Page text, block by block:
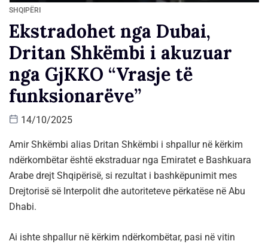
SHQIPËRI
Ekstradohet nga Dubai,
Dritan Shkëmbi i akuzuar
nga GjKKO “Vrasje të
funksionarëve”
14/10/2025
Amir Shkëmbi alias Dritan Shkëmbi i shpallur në kërkim
ndërkombëtar është ekstraduar nga Emiratet e Bashkuara
Arabe drejt Shqipërisë, si rezultat i bashkëpunimit mes
Drejtorisë së Interpolit dhe autoriteteve përkatëse në Abu
Dhabi.
Ai ishte shpallur në kërkim ndërkombëtar, pasi në vitin